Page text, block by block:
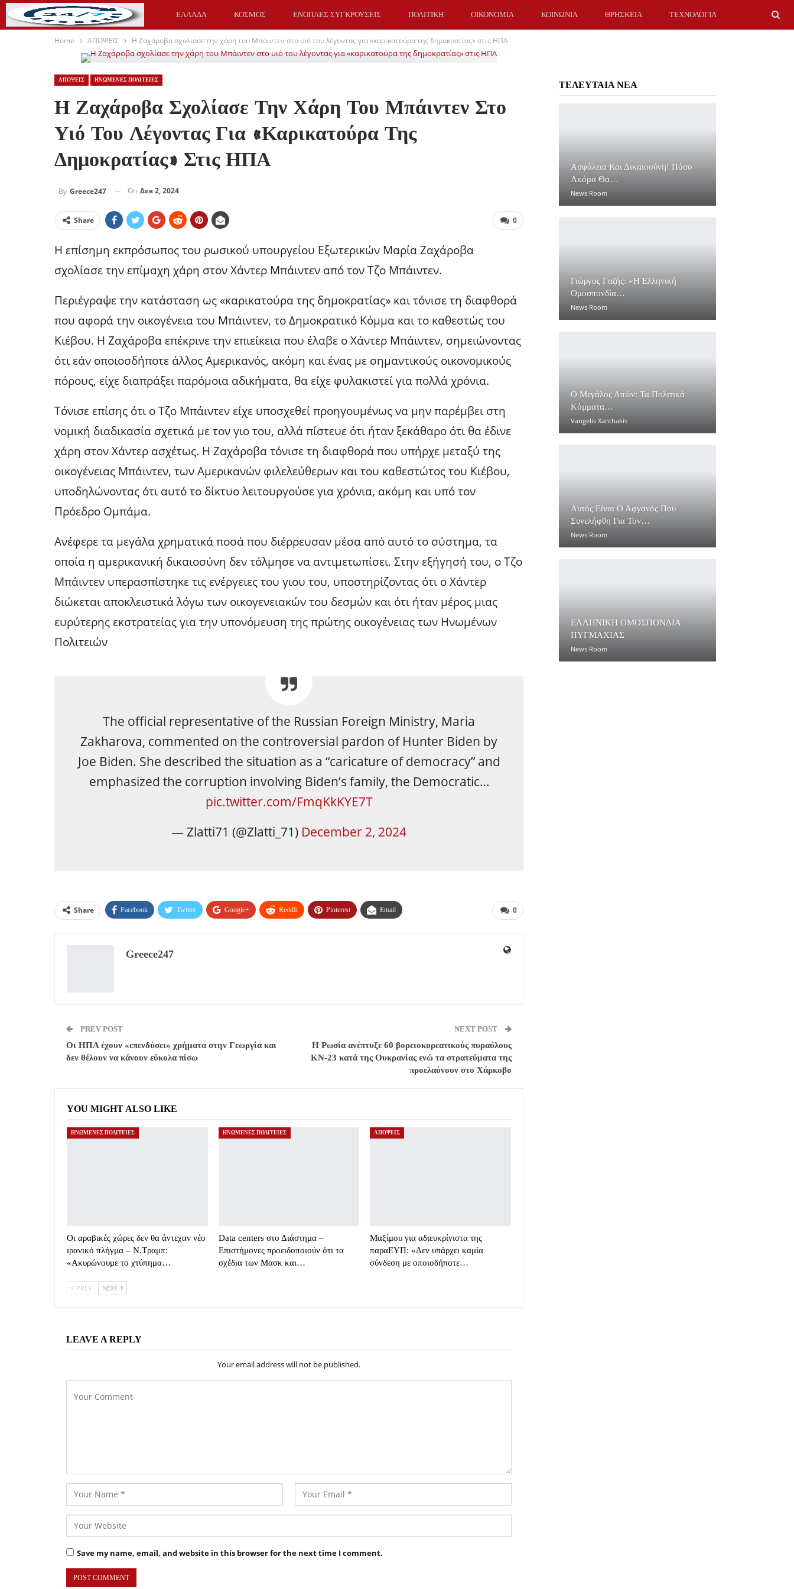
ΕΛΛΑΔΑ ΚΟΣΜΟΣ ΕΝΟΠΛΕΣ ΣΥΓΚΡΟΥΣΕΙΣ ΠΟΛΙΤΙΚΗ ΟΙΚΟΝΟΜΙΑ ΚΟΙΝΩΝΙΑ ΘΡΗΣΚΕΙΑ ΤΕΧΝΟΛΟΓΙΑ
ΥΓΕΙΑ ΑΘΛΗΤΙΚΑ
Home ΑΠΟΨΕΙΣ Η Ζαχάροβα σχολίασε την χάρη του Μπάιντεν στο υιό του λέγοντας για «καρικατούρα της δημοκρατίας» στις ΗΠΑ
ΑΠΟΨΕΙΣ ΗΝΩΜΕΝΕΣ ΠΟΛΙΤΕΙΕΣ
Η Ζαχάροβα Σχολίασε Την Χάρη Του Μπάιντεν Στο
Υιό Του Λέγοντας Για «καρικατούρα Της
Δημοκρατίας» Στις ΗΠΑ
By Greece247 On Δεκ 2, 2024
0
Share
Η επίσημη εκπρόσωπος του ρωσικού υπουργείου Εξωτερικών Μαρία Ζαχάροβα
σχολίασε την επίμαχη χάρη στον Χάντερ Μπάιντεν από τον Τζο Μπάιντεν.
Περιέγραψε την κατάσταση ως «καρικατούρα της δημοκρατίας» και τόνισε τη διαφθορά
που αφορά την οικογένεια του Μπάιντεν, το Δημοκρατικό Κόμμα και το καθεστώς του
Κιέβου. Η Ζαχάροβα επέκρινε την επιείκεια που έλαβε ο Χάντερ Μπάιντεν, σημειώνοντας
ότι εάν οποιοσδήποτε άλλος Αμερικανός, ακόμη και ένας με σημαντικούς οικονομικούς
πόρους, είχε διαπράξει παρόμοια αδικήματα, θα είχε φυλακιστεί για πολλά χρόνια.
Τόνισε επίσης ότι ο Τζο Μπάιντεν είχε υποσχεθεί προηγουμένως να μην παρέμβει στη
νομική διαδικασία σχετικά με τον γιο του, αλλά πίστευε ότι ήταν ξεκάθαρο ότι θα έδινε
χάρη στον Χάντερ ασχέτως. Η Ζαχάροβα τόνισε τη διαφθορά που υπήρχε μεταξύ της
οικογένειας Μπάιντεν, των Αμερικανών φιλελεύθερων και του καθεστώτος του Κιέβου,
υποδηλώνοντας ότι αυτό το δίκτυο λειτουργούσε για χρόνια, ακόμη και υπό τον
Πρόεδρο Ομπάμα.
Ανέφερε τα μεγάλα χρηματικά ποσά που διέρρευσαν μέσα από αυτό το σύστημα, τα
οποία η αμερικανική δικαιοσύνη δεν τόλμησε να αντιμετωπίσει. Στην εξήγησή του, ο Τζο
Μπάιντεν υπερασπίστηκε τις ενέργειες του γιου του, υποστηρίζοντας ότι ο Χάντερ
διώκεται αποκλειστικά λόγω των οικογενειακών του δεσμών και ότι ήταν μέρος μιας
ευρύτερης εκστρατείας για την υπονόμευση της πρώτης οικογένειας των Ηνωμένων
Πολιτειών
The official representative of the Russian Foreign Ministry, Maria
Zakharova, commented on the controversial pardon of Hunter Biden by
Joe Biden. She described the situation as a “caricature of democracy” and
emphasized the corruption involving Biden’s family, the Democratic…
pic.twitter.com/FmqKkKYE7T
— Zlatti71 (@Zlatti_71) December 2, 2024
0
Share Facebook Twitter Google+ ReddIt Pinterest Email
Greece247
PREV POST
Οι ΗΠΑ έχουν «επενδύσει» χρήματα στην Γεωργία και
δεν θέλουν να κάνουν εύκολα πίσω
NEXT POST
Η Ρωσία ανέπτυξε 60 βορειοκορεατικούς πυραύλους
KN-23 κατά της Ουκρανίας ενώ τα στρατεύματα της
προελαύνουν στο Χάρκοβο
YOU MIGHT ALSO LIKE
ΗΝΩΜΕΝΕΣ ΠΟΛΙΤΕΙΕΣ
Οι αραβικές χώρες δεν θα άντεχαν νέο
ιρανικό πλήγμα – Ν.Τραμπ:
«Ακυρώνουμε το χτύπημα…
ΗΝΩΜΕΝΕΣ ΠΟΛΙΤΕΙΕΣ
Data centers στο Διάστημα –
Επιστήμονες προειδοποιούν ότι τα
σχέδια των Μασκ και…
ΑΠΟΨΕΙΣ
Μαξίμου για αδιευκρίνιστα της
παραΕΥΠ: «Δεν υπάρχει καμία
σύνδεση με οποιοδήποτε…
PREV NEXT
LEAVE A REPLY
Your email address will not be published.
Save my name, email, and website in this browser for the next time I comment.
ΤΕΛΕΥΤΑΙΑ ΝΕΑ
Ασφάλεια Και Δικαιοσύνη! Πόσο
Ακόμα Θα…
News Room
Γιώργος Γαζής: «Η Ελληνική
Ομοσπονδία…
News Room
Ο Μεγάλος Απών: Τα Πολιτικά
Κόμματα…
Vangelis Xanthakis
Αυτός Είναι Ο Αφγανός Που
Συνελήφθη Για Τον…
News Room
ΕΛΛΗΝΙΚΗ ΟΜΟΣΠΟΝΔΙΑ
ΠΥΓΜΑΧΙΑΣ
News Room